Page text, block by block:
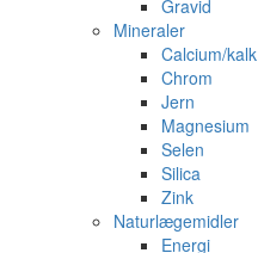
Gravid
Mineraler
Calcium/kalk
Chrom
Jern
Magnesium
Selen
Silica
Zink
Naturlægemidler
Energi